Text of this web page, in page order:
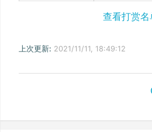
查看打赏名
上次更新: 2021/11/11, 18:49:12